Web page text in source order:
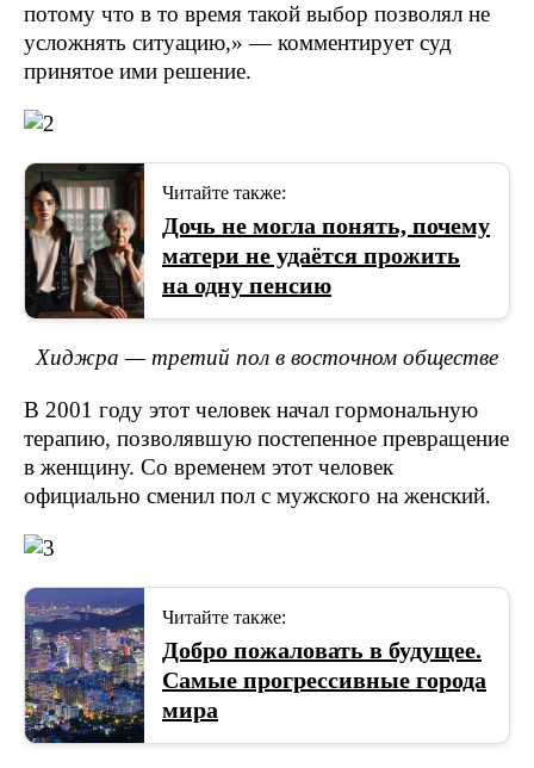
потому что в то время такой выбор позволял не
усложнять ситуацию,» — комментирует суд
принятое ими решение.
Читайте также:
Дочь не могла понять, почему
матери не удаётся прожить
на одну пенсию
Хиджра — третий пол в восточном обществе
В 2001 году этот человек начал гормональную
терапию, позволявшую постепенное превращение
в женщину. Со временем этот человек
официально сменил пол с мужского на женский.
Читайте также:
Добро пожаловать в будущее.
Самые прогрессивные города
мира